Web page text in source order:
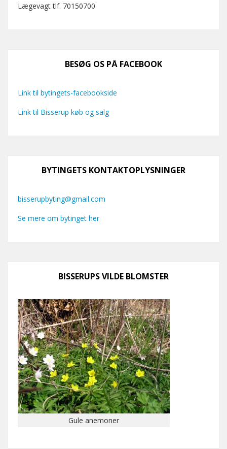
Lægevagt tlf. 70150700
BESØG OS PÅ FACEBOOK
Link til bytingets-facebookside
Link til Bisserup køb og salg
BYTINGETS KONTAKTOPLYSNINGER
bisserupbyting@gmail.com
Se mere om bytinget her
BISSERUPS VILDE BLOMSTER
Gule anemoner